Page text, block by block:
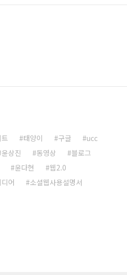
있는
태양이 구글
ucc
윤상진 동영상
블로그
윤다현
웹2.0
어
소셜웹사용설명서